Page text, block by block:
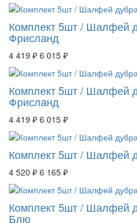
Комплект 5шт / Шалфей
Фрисланд
4 419 ₽ 6 015 ₽
Комплект 5шт / Шалфей
Фрисланд
4 419 ₽ 6 015 ₽
Комплект 5шт / Шалфей
4 520 ₽ 6 165 ₽
Комплект 5шт / Шалфей
Блю